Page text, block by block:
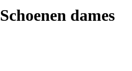
Schoenen dames